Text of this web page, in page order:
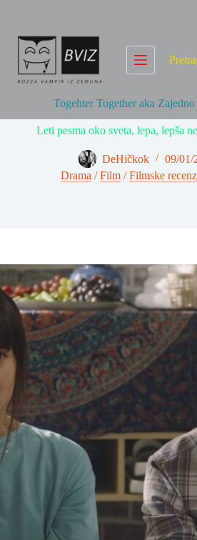
Togehter Together aka
Leti pesma oko sveta, lepa, lepša
DeHičkok
09/01/
Drama /Film /Filmske